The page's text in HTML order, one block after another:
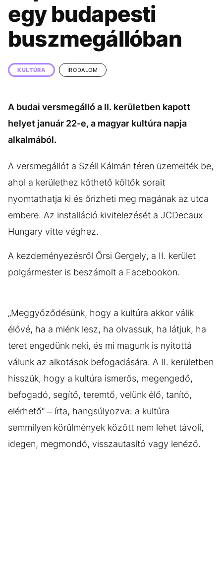
KÖZÉLET UTAZÁS
ÉLETMÓD DESIGN
BESZÉLGETÉSEK ARCOK
VIDEÓ
egy budapesti
buszmegállóban
KULTÚRA IRODALOM
A budai versmegálló a II. kerületben kapott
helyet január 22-e, a magyar kultúra napja
alkalmából.
A versmegállót a Széll Kálmán téren üzemelték be,
ahol a kerülethez köthető költők sorait
nyomtathatja ki és őrizheti meg magának az utca
embere. Az installáció kivitelezését a JCDecaux
Hungary vitte véghez.
A kezdeményezésről Őrsi Gergely, a II. kerület
polgármester is beszámolt a Facebookon.
„Meggyőződésünk, hogy a kultúra akkor válik
élővé, ha a miénk lesz, ha olvassuk, ha látjuk, ha
teret engedünk neki, és mi magunk is nyitottá
válunk az alkotások befogadására. A II. kerületben
hisszük, hogy a kultúra ismerős, megengedő,
befogadó, segítő, teremtő, velünk élő, tanító,
elérhető“ – írta, hangsúlyozva: a kultúra
semmilyen körülmények között nem lehet távoli,
idegen, megmondó, visszautasító vagy lenéző.